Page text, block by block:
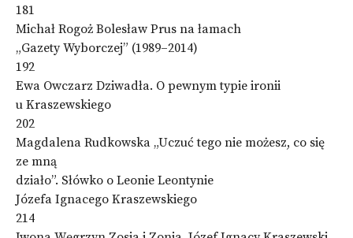
181
Michał Rogoż Bolesław Prus na łamach
„Gazety Wyborczej” (1989–2014)
192
Ewa Owczarz Dziwadła. O pewnym typie ironii
u Kraszewskiego
202
Magdalena Rudkowska „Uczuć tego nie możesz, co się
ze mną
działo”. Słówko o Leonie Leontynie
Józefa Ignacego Kraszewskiego
214